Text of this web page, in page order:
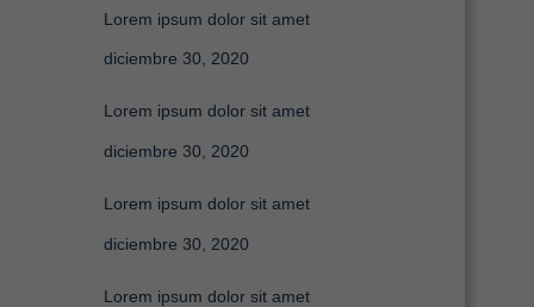
Lorem ipsum dolor sit amet
diciembre 30, 2020
Lorem ipsum dolor sit amet
diciembre 30, 2020
Lorem ipsum dolor sit amet
diciembre 30, 2020
Lorem ipsum dolor sit amet